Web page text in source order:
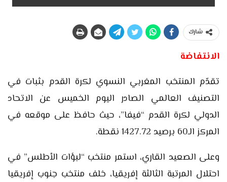
شارك
الانتفاضة
تقدّم المنتخب المغربي النسوي لكرة القدم بثبات في
التصنيف العالمي الصادر اليوم الخميس عن الاتحاد
الدولي لكرة القدم “فيفا”، حيث حافظ على موقعه في
المركز الـ60 برصيد 1427.72 نقطة.
وعلى الصعيد القاري، استمر منتخب “لبؤات الأطلس” في
احتلال المرتبة الثالثة إفريقيا، خلف منتخب جنوب إفريقيا